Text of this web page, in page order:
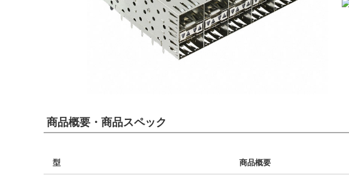
商品概要・商品スペック
型 商品概要